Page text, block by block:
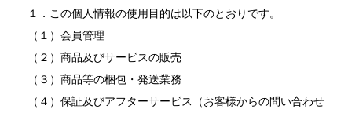
１．この個人情報の使用目的は以下のとおりです。
（１）会員管理
（２）商品及びサービスの販売
（３）商品等の梱包・発送業務
（４）保証及びアフターサービス（お客様からの問い合わせ